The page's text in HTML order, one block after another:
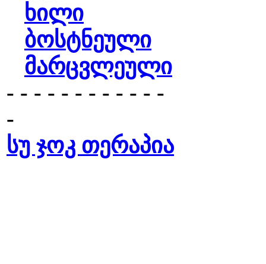
ხილი
ბოსტნეული
მარცვლეული
- - - - - - - - - - - -
-
სუ ჯოკ თერაპია